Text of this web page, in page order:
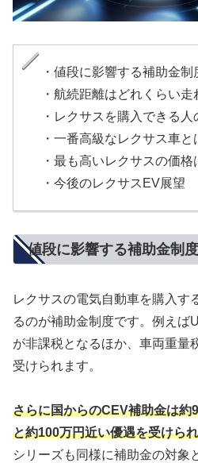
・値段に影響する補助金制
・航続距離はどれくらい走
・レクサスを購入できる
・一番高級なレクサス車と
・最も高いレクサスの価格
・今後のレクサスEV展望
値段に影響する補助金制度
レクサスの電気自動車を購入す
るのが補助金制度です。例えば
が非課税となるほか、車両重量
受けられます。
さらに国からのCEV補助金は約
と約100万円近い優遇を受けら
シリーズも同様に補助金の対象